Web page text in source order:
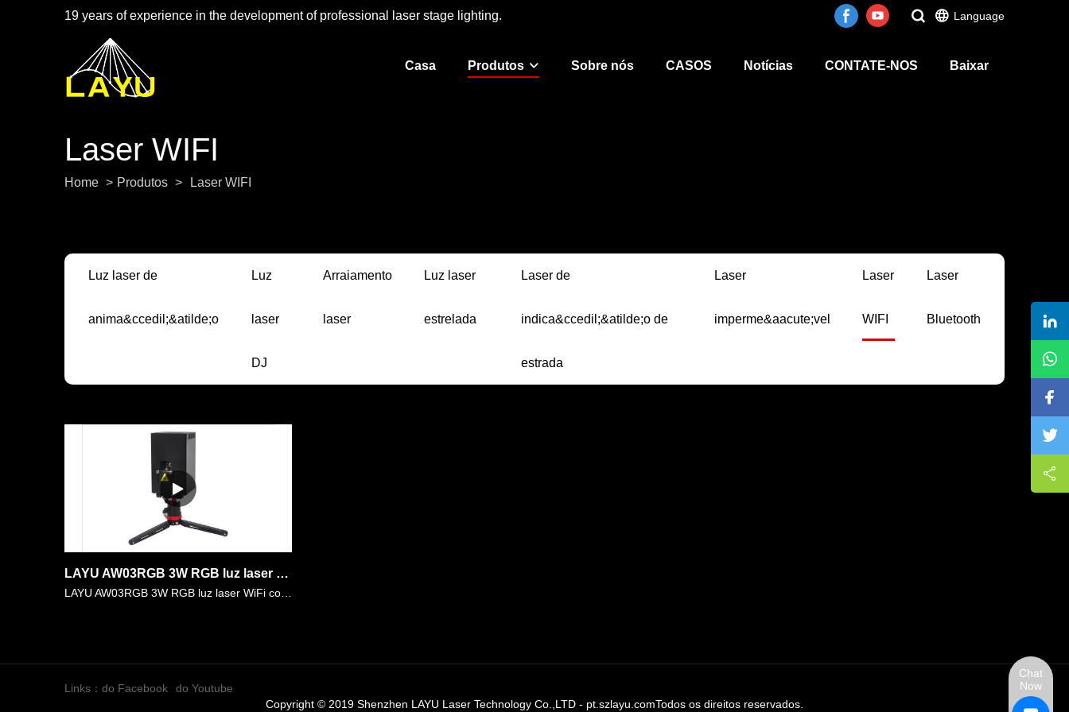
19 years of experience in the development of professional laser stage lighting. Language
Casa Produtos Sobre nós CASOS Notícias CONTATE-NOS Baixar
Laser WIFI
Home > Produtos > Laser WIFI
Luz laser de
anima&ccedil;&atilde;o
Luz
laser
DJ
Arraiamento
laser
Luz laser
estrelada
Laser de
indica&ccedil;&atilde;o de
estrada
Laser
imperme&aacute;vel
Laser
WIFI
Laser
Bluetooth
LAYU AW03RGB 3W RGB luz laser WiFi com fun&ccedil;&otilde;es de controle remoto sem fio WIFI APP gr&aacute;tis
LAYU AW03RGB 3W RGB luz laser WiFi com fun&ccedil;&otilde;es de controle remoto sem fio WIFI APP gr&aacute;tis. H&aacute; cerca de 20 grupos de gr&aacute;ficos e efeitos de feixe abstratos salvos no A……
Links： do Facebook
do Youtube
Copyright © 2019 Shenzhen LAYU Laser Technology Co.,LTD - pt.szlayu.comTodos os direitos reservados.
Chat
Now